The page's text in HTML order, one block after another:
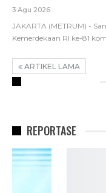
3 Agu 2026
JAKARTA (METRUM) -
Kemerdekaan RI ke-81
ARTIKEL LAMA
REPORTASE